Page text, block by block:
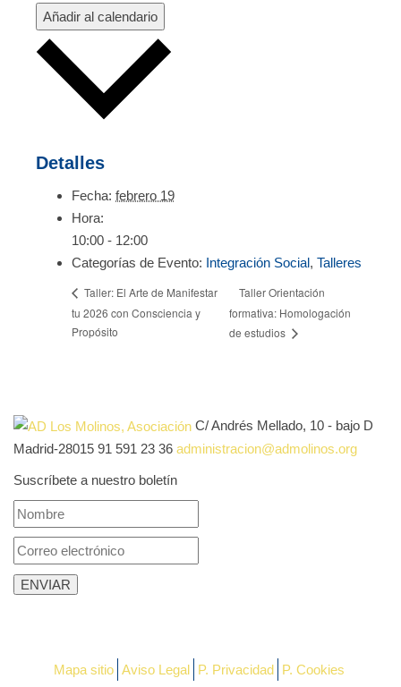
Añadir al calendario
Detalles
Fecha: febrero 19
Hora:
10:00 - 12:00
Categorías de Evento: Integración Social, Talleres
Taller: El Arte de Manifestar
tu 2026 con Consciencia y
Propósito
Taller Orientación
formativa: Homologación
de estudios
C/ Andrés Mellado, 10 - bajo D
Madrid-28015 91 591 23 36 administracion@admolinos.org
Suscríbete a nuestro boletín
Mapa sitio Aviso Legal P. Privacidad P. Cookies